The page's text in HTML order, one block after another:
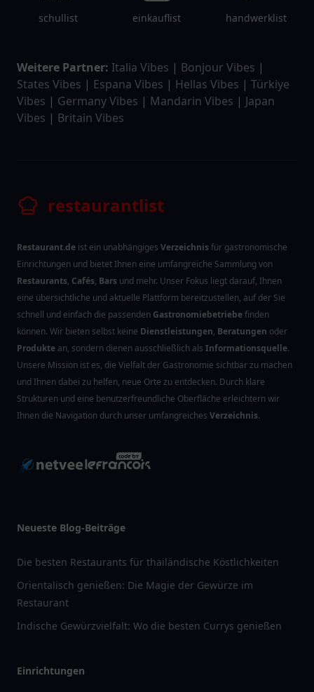
schullist einkauflist handwerklist
Weitere Partner: Italia Vibes | Bonjour Vibes |
States Vibes | Espana Vibes | Hellas Vibes | Türkiye
Vibes | Germany Vibes | Mandarin Vibes | Japan
Vibes | Britain Vibes
restaurantlist
Restaurant.de ist ein unabhängiges Verzeichnisfür gastronomische
Einrichtungen und bietet Ihnen eine umfangreiche Sammlung von
Restaurants, Cafés, Bars und mehr. Unser Fokus liegt darauf, Ihnen
eine übersichtliche und aktuelle Plattform bereitzustellen, auf der Sie
schnell und einfach die passenden Gastronomiebetriebefinden
können. Wir bieten selbst keine Dienstleistungen, Beratungen oder
Produkte an, sondern dienen ausschließlich als Informationsquelle.
Unsere Mission ist es, die Vielfalt der Gastronomie sichtbar zu machen
und Ihnen dabei zu helfen, neue Orte zu entdecken. Durch klare
Strukturen und eine benutzerfreundliche Oberfläche erleichtern wir
Ihnen die Navigation durch unser umfangreiches Verzeichnis.
Neueste Blog-Beiträge
Die besten Restaurants für thailändische Köstlichkeiten
Orientalisch genießen: Die Magie der Gewürze im
Restaurant
Indische Gewürzvielfalt: Wo die besten Currys genießen
Einrichtungen